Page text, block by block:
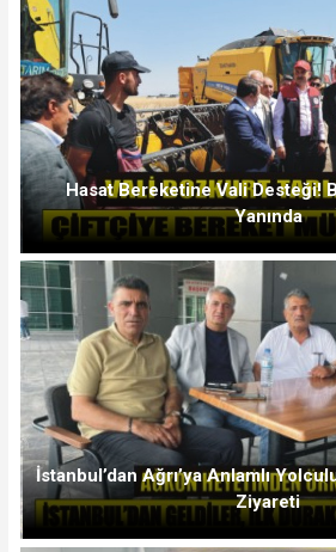
Hasat Bereketine Vali Desteği!
Yanında
İstanbul’dan Ağrı’ya Anlamlı
Ziyareti